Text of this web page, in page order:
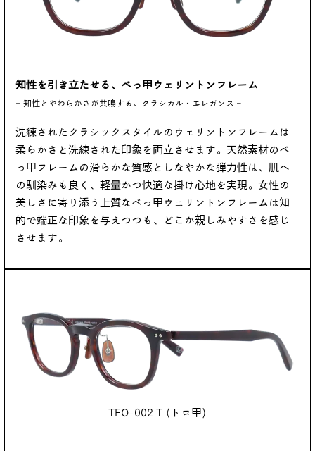
知性を引き立たせる、べっ甲ウェリントンフレーム
‒ 知性とやわらかさが共鳴する、クラシカル・エレガンス ‒
洗練されたクラシックスタイルのウェリントンフレームは
柔らかさと洗練された印象を両立させます。天然素材のべ
っ甲フレームの滑らかな質感としなやかな弾力性は、肌へ
の馴染みも良く、軽量かつ快適な掛け心地を実現。女性の
美しさに寄り添う上質なべっ甲ウェリントンフレームは知
的で端正な印象を与えつつも、どこか親しみやすさを感じ
させます。
TFO-002 T (トロ甲)